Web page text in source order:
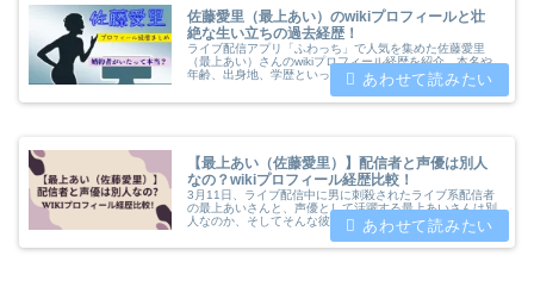
佐藤愛里（最上あい）のwikiプロフィールと壮
絶な生い立ちの過去経歴！
ライブ配信アプリ「ふわっち」で人気を集めた佐藤愛里
（最上あい）さんのwikiプロフィール経歴を紹介。本名や
年齢、出身地、学歴といった基本情報から、活動内容や勤
務していた飲食店についても詳しく解説。婚約者や働いて
いた飲食店についても紹介致します
【最上あい（佐藤愛里）】配信者と声優は別人
なの？wikiプロフィール経歴比較！
3月11日、ライブ配信中に男に刺殺されたライブ系配信者
の最上あいさんと、声優として活躍する最上あいさんは別
人なのか、そしてそんな彼女たちのプロフィールや経歴
（代表作品）についてwiki風にまとめたものを比較してご
紹介していきます。